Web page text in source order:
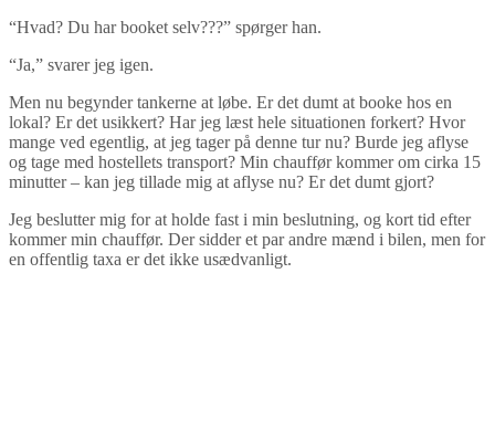
“Hvad? Du har booket selv???” spørger han.
“Ja,” svarer jeg igen.
Men nu begynder tankerne at løbe. Er det dumt at booke hos en
lokal? Er det usikkert? Har jeg læst hele situationen forkert? Hvor
mange ved egentlig, at jeg tager på denne tur nu? Burde jeg aflyse
og tage med hostellets transport? Min chauffør kommer om cirka 15
minutter – kan jeg tillade mig at aflyse nu? Er det dumt gjort?
Jeg beslutter mig for at holde fast i min beslutning, og kort tid efter
kommer min chauffør. Der sidder et par andre mænd i bilen, men for
en offentlig taxa er det ikke usædvanligt.